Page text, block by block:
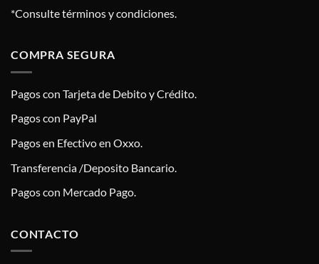
*Consulte términos y condiciones.
COMPRA SEGURA
Pagos con Tarjeta de Debito y Crédito.
Pagos con PayPal
Pagos en Efectivo en Oxxo.
Transferencia /Deposito Bancario.
Pagos con Mercado Pago.
CONTACTO